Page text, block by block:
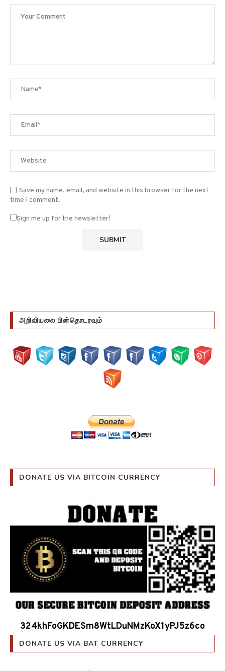
Save my name, email, and website in this browser for the next
time I comment.
Sign me up for the newsletter!
அறிவியலை பின்தொடரவும்
DONATE US VIA BITCOIN CURRENCY
324khFoGKDESm8WtLDuNMzKoX1yPJ5z6co
DONATE US VIA BAT CURRENCY